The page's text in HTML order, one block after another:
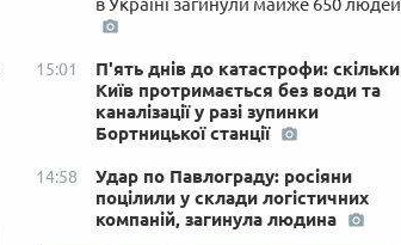
в Україні загинули майже 650 людей
15:01
П'ять днів до катастрофи: скільки
Київ протримається без води та
каналізації у разі зупинки
Бортницької станції
14:58
Удар по Павлограду: росіяни
поцілили у склади логістичних
компаній, загинула людина